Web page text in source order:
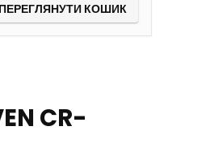
ПЕРЕГЛЯНУТИ КОШИК
CR-